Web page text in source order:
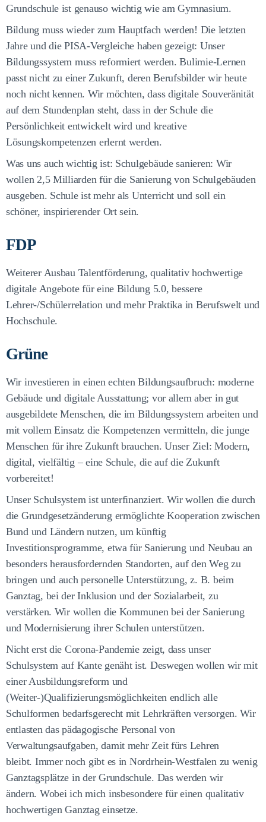
Grundschule ist genauso wichtig wie am Gymnasium.
Bildung muss wieder zum Hauptfach werden! Die letzten
Jahre und die PISA-Vergleiche haben gezeigt: Unser
Bildungssystem muss reformiert werden. Bulimie-Lernen
passt nicht zu einer Zukunft, deren Berufsbilder wir heute
noch nicht kennen. Wir möchten, dass digitale Souveränität
auf dem Stundenplan steht, dass in der Schule die
Persönlichkeit entwickelt wird und kreative
Lösungskompetenzen erlernt werden.
Was uns auch wichtig ist: Schulgebäude sanieren: Wir
wollen 2,5 Milliarden für die Sanierung von Schulgebäuden
ausgeben. Schule ist mehr als Unterricht und soll ein
schöner, inspirierender Ort sein.
FDP
Weiterer Ausbau Talentförderung, qualitativ hochwertige
digitale Angebote für eine Bildung 5.0, bessere
Lehrer-/Schülerrelation und mehr Praktika in Berufswelt und
Hochschule.
Grüne
Wir investieren in einen echten Bildungsaufbruch: moderne
Gebäude und digitale Ausstattung; vor allem aber in gut
ausgebildete Menschen, die im Bildungssystem arbeiten und
mit vollem Einsatz die Kompetenzen vermitteln, die junge
Menschen für ihre Zukunft brauchen. Unser Ziel: Modern,
digital, vielfältig – eine Schule, die auf die Zukunft
vorbereitet!
Unser Schulsystem ist unterfinanziert. Wir wollen die durch
die Grundgesetzänderung ermöglichte Kooperation zwischen
Bund und Ländern nutzen, um künftig
Investitionsprogramme, etwa für Sanierung und Neubau an
besonders herausfordernden Standorten, auf den Weg zu
bringen und auch personelle Unterstützung, z. B. beim
Ganztag, bei der Inklusion und der Sozialarbeit, zu
verstärken. Wir wollen die Kommunen bei der Sanierung
und Modernisierung ihrer Schulen unterstützen.
Nicht erst die Corona-Pandemie zeigt, dass unser
Schulsystem auf Kante genäht ist. Deswegen wollen wir mit
einer Ausbildungsreform und
(Weiter-)Qualifizierungsmöglichkeiten endlich alle
Schulformen bedarfsgerecht mit Lehrkräften versorgen. Wir
entlasten das pädagogische Personal von
Verwaltungsaufgaben, damit mehr Zeit fürs Lehren
bleibt. Immer noch gibt es in Nordrhein-Westfalen zu wenig
Ganztagsplätze in der Grundschule. Das werden wir
ändern. Wobei ich mich insbesondere für einen qualitativ
hochwertigen Ganztag einsetze.